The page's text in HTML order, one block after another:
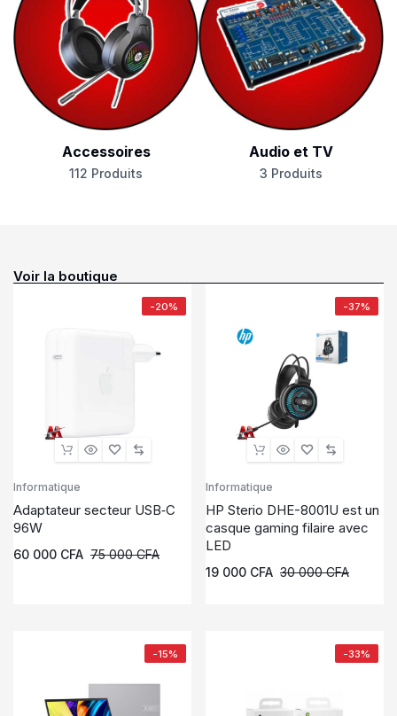
Accessoires
112 Produits
Audio et TV
3 Produits
Voir la boutique
-20%
Informatique
Adaptateur secteur USB‑C
96W
75 000CFA
60 000 CFA
-37%
Informatique
HP Sterio DHE-8001U est un
casque gaming filaire avec
LED
30 000CFA
19 000 CFA
-15% -33%